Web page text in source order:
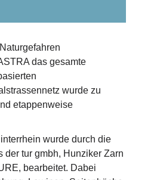
das gesamte
wurde zu
etappenweise
wurde durch die
der tur gmbh, Hunziker Zarn
bearbeitet. Dabei